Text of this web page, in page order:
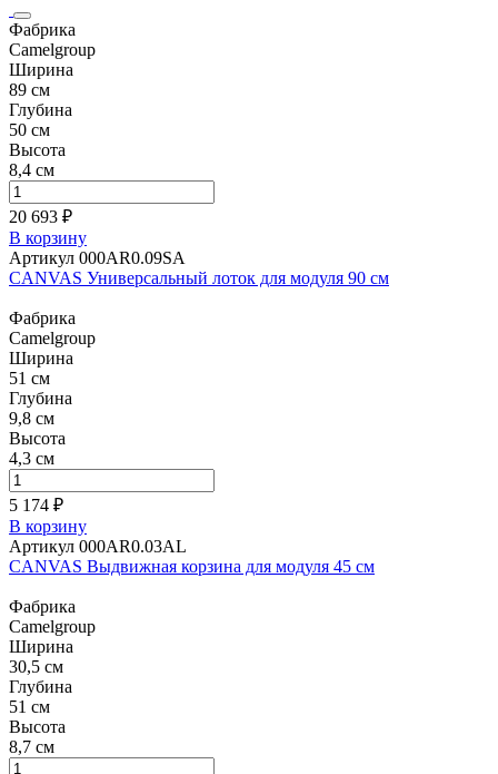
Фабрика
Camelgroup
Ширина
89 см
Глубина
50 см
Высота
8,4 см
20 693 ₽
В корзину
Артикул 000AR0.09SA
CANVAS Универсальный лоток для модуля 90 см
Фабрика
Camelgroup
Ширина
51 см
Глубина
9,8 см
Высота
4,3 см
5 174 ₽
В корзину
Артикул 000AR0.03AL
CANVAS Выдвижная корзина для модуля 45 см
Фабрика
Camelgroup
Ширина
30,5 см
Глубина
51 см
Высота
8,7 см